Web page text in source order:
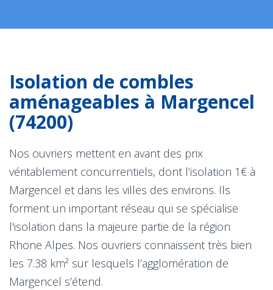
Isolation de combles
aménageables à Margencel
(74200)
Nos ouvriers mettent en avant des prix
véritablement concurrentiels, dont l’isolation 1€ à
Margencel et dans les villes des environs. Ils
forment un important réseau qui se spécialise
l'isolation dans la majeure partie de la région
Rhone Alpes. Nos ouvriers connaissent très bien
les 7.38 km² sur lesquels l’agglomération de
Margencel s’étend.